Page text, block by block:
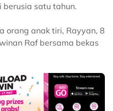
berusia satu tahun.
orang anak tiri, Rayyan, 8
Raf bersama bekas